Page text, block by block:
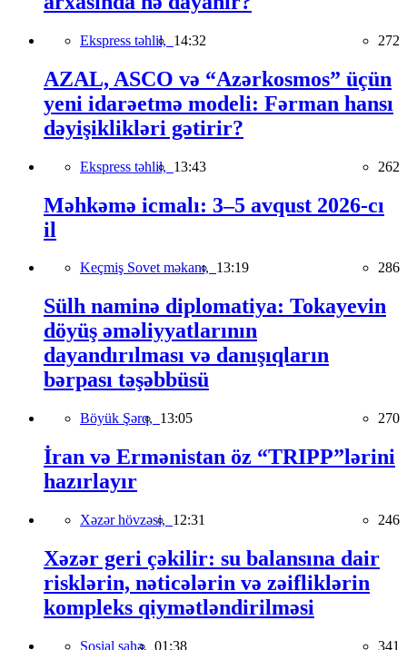
Ekspress təhlil, 14:32 272
AZAL, ASCO və “Azərkosmos” üçün
yeni idarəetmə modeli: Fərman hansı
dəyişiklikləri gətirir?
Ekspress təhlil, 13:43 262
Məhkəmə icmalı: 3–5 avqust 2026-cı
il
Keçmiş Sovet məkanı, 13:19 286
Sülh naminə diplomatiya: Tokayevin
döyüş əməliyyatlarının
dayandırılması və danışıqların
bərpası təşəbbüsü
Böyük Şərq, 13:05 270
İran və Ermənistan öz “TRIPP”lərini
hazırlayır
Xəzər hövzəsi, 12:31 246
Xəzər geri çəkilir: su balansına dair
risklərin, nəticələrin və zəifliklərin
kompleks qiymətləndirilməsi
Sosial sahə, 01:38 341